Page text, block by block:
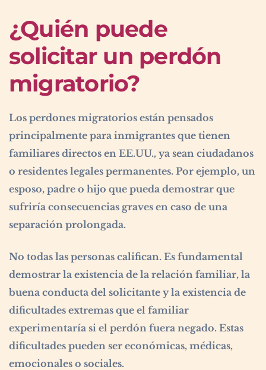
¿Quién puede
solicitar un perdón
migratorio?
Los perdones migratorios están pensados
principalmente para inmigrantes que tienen
familiares directos en EE.UU., ya sean ciudadanos
o residentes legales permanentes. Por ejemplo, un
esposo, padre o hijo que pueda demostrar que
sufriría consecuencias graves en caso de una
separación prolongada.
No todas las personas califican. Es fundamental
demostrar la existencia de la relación familiar, la
buena conducta del solicitante y la existencia de
dificultades extremas que el familiar
experimentaría si el perdón fuera negado. Estas
dificultades pueden ser económicas, médicas,
emocionales o sociales.